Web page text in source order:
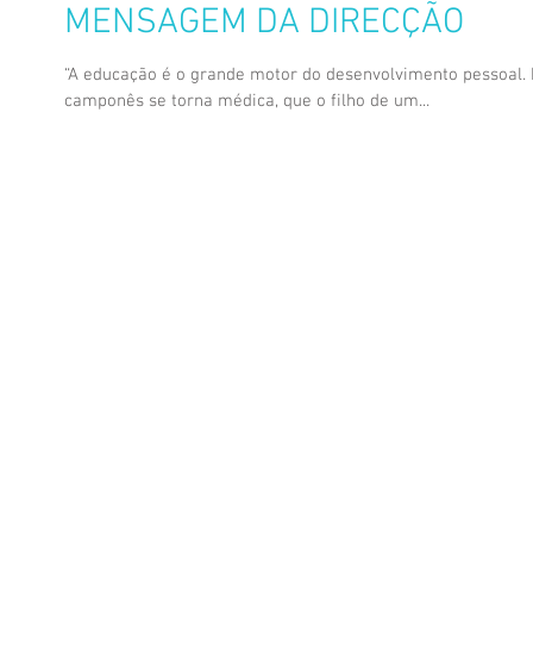
MENSAGEM DA DIRECÇÃO
“A educação é o grande motor do desenvolvimento
camponês se torna médica, que o filho de um...